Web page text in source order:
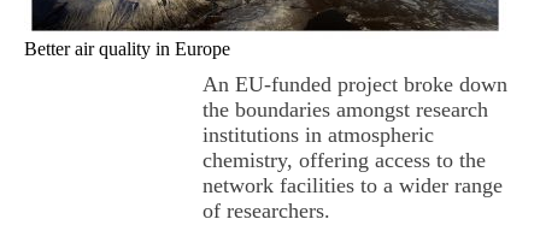
Better air quality in Europe
An EU-funded project broke down
the boundaries amongst research
institutions in atmospheric
chemistry, offering access to the
network facilities to a wider range
of researchers.